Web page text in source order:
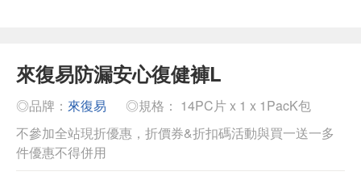
來復易防漏安心復健褲L
◎品牌： 來復易
◎規格： 14PC片 x 1 x 1PacK包
不參加全站現折優惠，折價券&折扣碼活動與買一送一多
件優惠不得併用